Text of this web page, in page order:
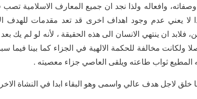
وافعاله ولذا نجد ان جميع المعارف الاسلامية تصب
لا يعني عدم وجود اهداف اخرى قد تعد مقدمات للهدف
فلابد ان ينتهي الانسان الى هذه الحقيقة ، لأنه لو لم يك
ولكانت مخالفة للحكمة الالهية في الجزاء كما بينا فيما
المطيع ثواب طاعته ويلقى العاصي جزاء معصيته .
خلق لاجل هدف عالي واسمى وهو البقاء ابدا في النشاة